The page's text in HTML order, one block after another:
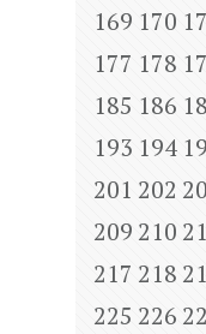
169 170
177 178
185 186
193 194
201 202
209 210
217 218
225 226